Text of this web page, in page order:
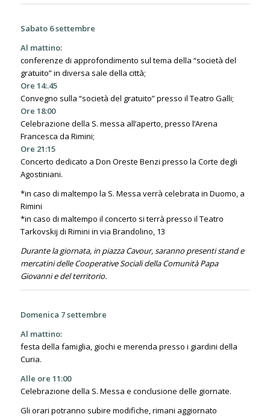
Sabato 6 settembre
Al mattino:
conferenze di approfondimento sul tema della “società del
gratuito” in diversa sale della città;
Ore 14:.45
Convegno sulla “società del gratuito” presso il Teatro Galli;
Ore 18:00
Celebrazione della S. messa all’aperto, presso l’Arena
Francesca da Rimini;
Ore 21:15
Concerto dedicato a Don Oreste Benzi presso la Corte degli
Agostiniani.
*in caso di maltempo la S. Messa verrà celebrata in Duomo, a
Rimini
*in caso di maltempo il concerto si terrà presso il Teatro
Tarkovskij di Rimini in via Brandolino, 13
Durante la giornata, in piazza Cavour, saranno presenti stand e
mercatini delle Cooperative Sociali della Comunità Papa
Giovanni e del territorio.
Domenica 7 settembre
Al mattino:
festa della famiglia, giochi e merenda presso i giardini della
Curia.
Alle ore 11:00
Celebrazione della S. Messa e conclusione delle giornate.
Gli orari potranno subire modifiche, rimani aggiornato